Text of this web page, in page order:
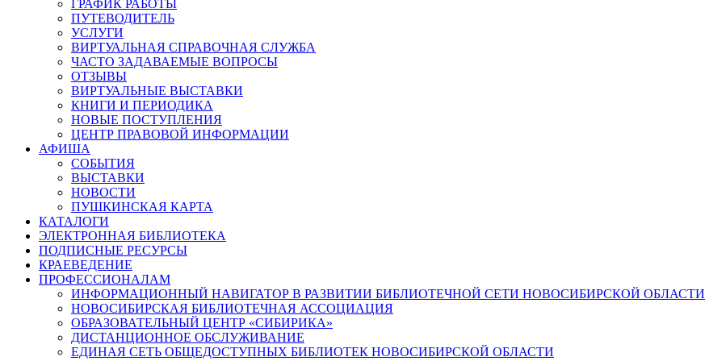
ГРАФИК РАБОТЫ
ПУТЕВОДИТЕЛЬ
УСЛУГИ
ВИРТУАЛЬНАЯ СПРАВОЧНАЯ СЛУЖБА
ЧАСТО ЗАДАВАЕМЫЕ ВОПРОСЫ
ОТЗЫВЫ
ВИРТУАЛЬНЫЕ ВЫСТАВКИ
КНИГИ И ПЕРИОДИКА
НОВЫЕ ПОСТУПЛЕНИЯ
ЦЕНТР ПРАВОВОЙ ИНФОРМАЦИИ
АФИША
СОБЫТИЯ
ВЫСТАВКИ
НОВОСТИ
ПУШКИНСКАЯ КАРТА
КАТАЛОГИ
ЭЛЕКТРОННАЯ БИБЛИОТЕКА
ПОДПИСНЫЕ РЕСУРСЫ
КРАЕВЕДЕНИЕ
ПРОФЕССИОНАЛАМ
ИНФОРМАЦИОННЫЙ НАВИГАТОР В РАЗВИТИИ БИБЛИОТЕЧНОЙ СЕТИ НОВОСИБИРСКОЙ ОБЛАСТИ
НОВОСИБИРСКАЯ БИБЛИОТЕЧНАЯ АССОЦИАЦИЯ
ОБРАЗОВАТЕЛЬНЫЙ ЦЕНТР «СИБИРИКА»
ДИСТАНЦИОННОЕ ОБСЛУЖИВАНИЕ
ЕДИНАЯ СЕТЬ ОБЩЕДОСТУПНЫХ БИБЛИОТЕК НОВОСИБИРСКОЙ ОБЛАСТИ